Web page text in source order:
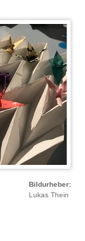
Bildurheber
Lukas Thein